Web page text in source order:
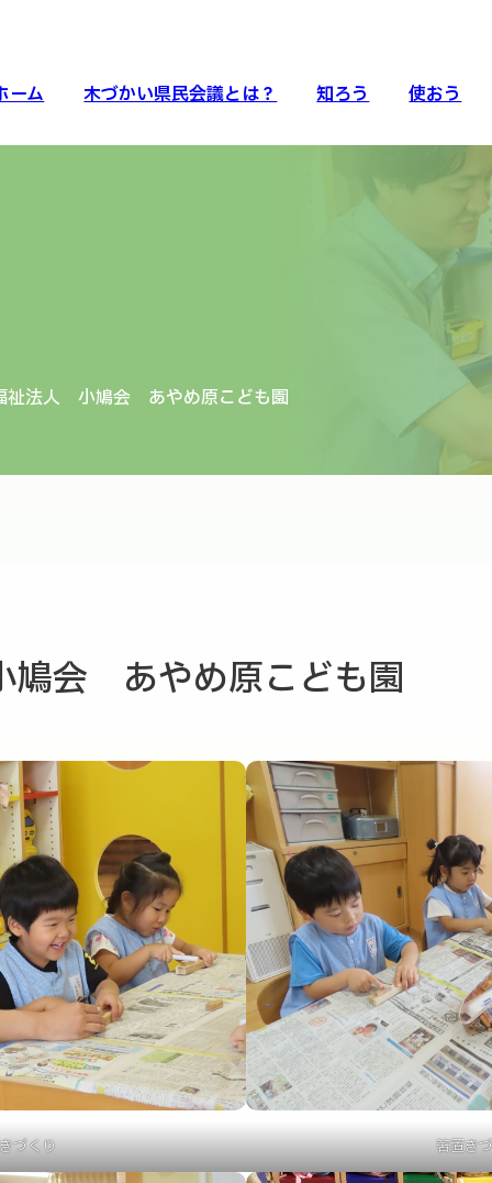
ーム 木づかい県民会議とは？ 知ろう 使おう
祉法人 小鳩会 あやめ原こども園
会 あやめ原こども園
づくり 箸置き